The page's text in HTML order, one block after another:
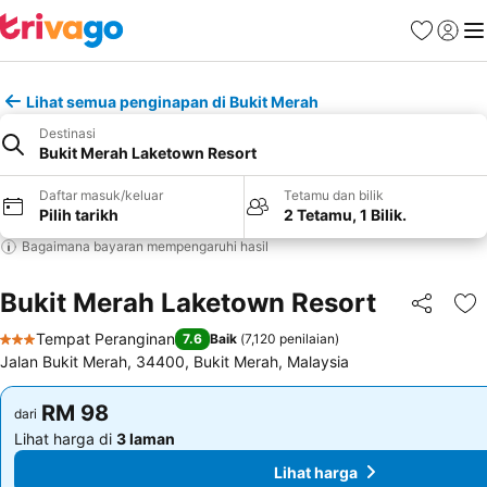
Kegemaran
Daftar
Lihat semua penginapan di Bukit Merah
Destinasi
Bukit Merah Laketown Resort
Daftar masuk/keluar
Pilih tarikh
Tetamu dan bilik
2 Tetamu, 1 Bilik.
Bagaimana bayaran mempengaruhi hasil
Bukit Merah Laketown Resort Kongsi
3 Bintang
Tempat Peranginan 7.6 Baik (7,120 penilaian)
Jalan Bukit Merah, 34400, Bukit Merah, Malaysia
dari RM 98
Lihat harga di 3 laman
Lihat harga
dari RM 98
Lihat harga di 3 laman
Lihat harga